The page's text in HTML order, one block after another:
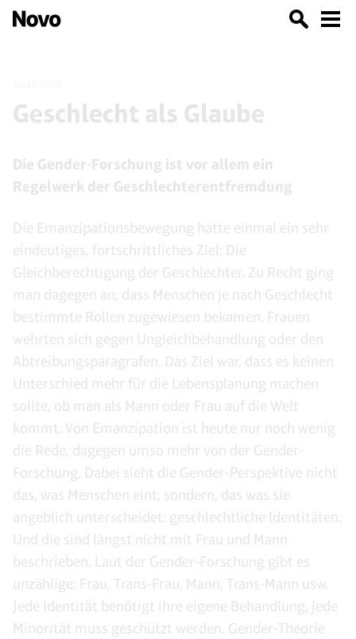
Geschlecht als Glaube
Die Gender-Forschung ist vor allem ein
Regelwerk der Geschlechterentfremdung
Die Emanzipationsbewegung hatte einmal ein sehr
eindeutiges, fortschrittliches Ziel: Die
Gleichberechtigung der Geschlechter. Zu Recht ging
man dagegen an, dass Menschen je nach Geschlecht
bestimmte Rollen zugewiesen bekamen. Frauen
wehrten sich gegen Ungleichbehandlung oder den
Abtreibungsparagrafen. Das Ziel war, dass es keinen
Unterschied mehr für die Lebensplanung machen
sollte, ob man als Mann oder Frau auf die Welt
kommt. Von Emanzipation ist heute nur noch wenig
die Rede, dagegen umso mehr von der Gender-
Forschung. Dabei sieht die Gender-Perspektive nicht
das, was Menschen eint, sondern, das was sie
angeblich unterscheidet: geschlechtliche Identitäten.
Und die sind längst nicht mit Frau und Mann
beschrieben. Laut der Gender-Forschung gibt es
unzählige: Frau, Trans-Frau, Mann, Trans-Mann usw.
Jede Identität benötigt ihre eigene Behandlung, jede
Minorität muss geschützt werden. Gender-Theorie